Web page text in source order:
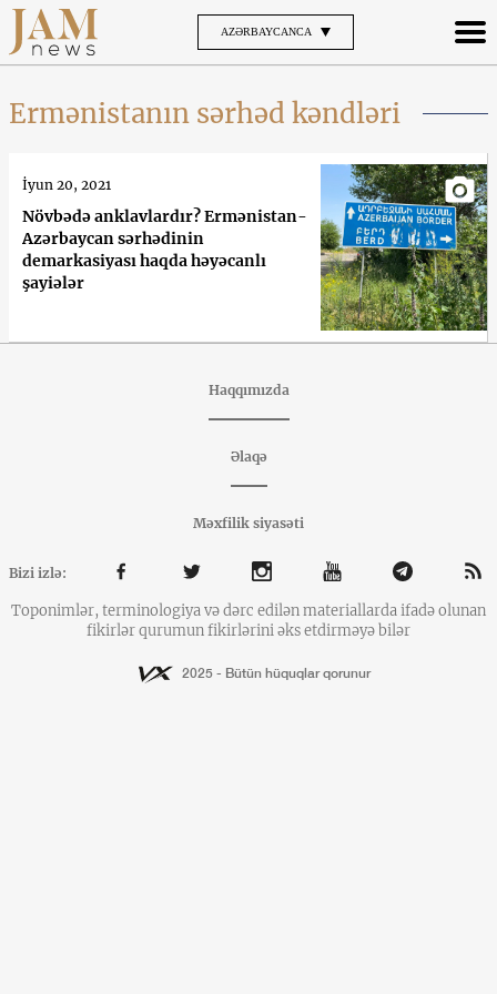
AZƏRBAYCANCA
Ermənistanın sərhəd kəndləri
Növbədə anklavlardır? Ermənistan-
Azərbaycan sərhədinin
demarkasiyası haqda həyəcanlı
şayiələr
İyun 20, 2021
Haqqımızda
Əlaqə
Məxfilik siyasəti
Bizi izlə:
Toponimlər, terminologiya və dərc edilən materiallarda ifadə olunan
fikirlər qurumun fikirlərini əks etdirməyə bilər
2025 - Bütün hüquqlar qorunur